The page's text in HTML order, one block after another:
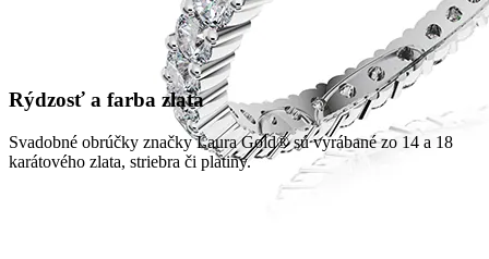
Rýdzosť a farba zlata
Svadobné obrúčky značky Laura Gold® sú vyrábané zo 14 a 18
karátového zlata, striebra či platiny.